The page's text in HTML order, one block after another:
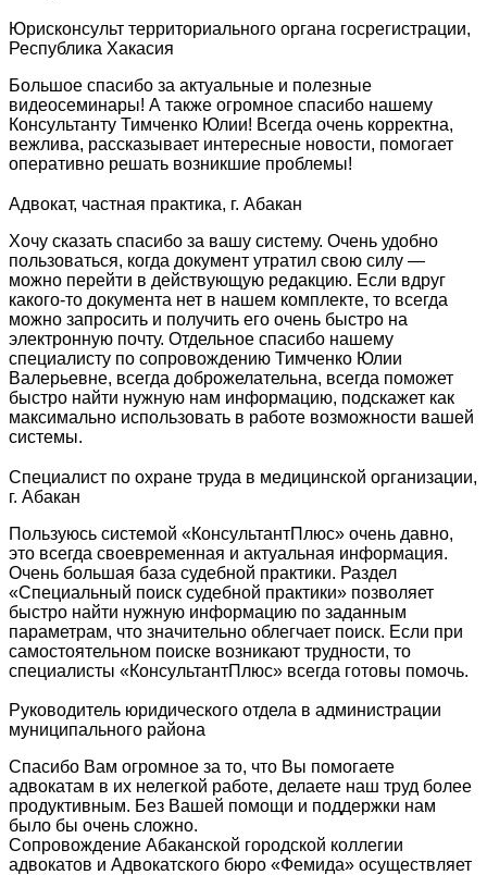
Юрисконсульт территориального органа госрегистрации,
Республика Хакасия
Большое спасибо за актуальные и полезные
видеосеминары! А также огромное спасибо нашему
Консультанту Тимченко Юлии! Всегда очень корректна,
вежлива, рассказывает интересные новости, помогает
оперативно решать возникшие проблемы!
Адвокат, частная практика, г. Абакан
Хочу сказать спасибо за вашу систему. Очень удобно
пользоваться, когда документ утратил свою силу —
можно перейти в действующую редакцию. Если вдруг
какого-то документа нет в нашем комплекте, то всегда
можно запросить и получить его очень быстро на
электронную почту. Отдельное спасибо нашему
специалисту по сопровождению Тимченко Юлии
Валерьевне, всегда доброжелательна, всегда поможет
быстро найти нужную нам информацию, подскажет как
максимально использовать в работе возможности вашей
системы.
Специалист по охране труда в медицинской организации,
г. Абакан
Пользуюсь системой «КонсультантПлюс» очень давно,
это всегда своевременная и актуальная информация.
Очень большая база судебной практики. Раздел
«Специальный поиск судебной практики» позволяет
быстро найти нужную информацию по заданным
параметрам, что значительно облегчает поиск. Если при
самостоятельном поиске возникают трудности, то
специалисты «КонсультантПлюс» всегда готовы помочь.
Руководитель юридического отдела в администрации
муниципального района
Спасибо Вам огромное за то, что Вы помогаете
адвокатам в их нелегкой работе, делаете наш труд более
продуктивным. Без Вашей помощи и поддержки нам
было бы очень сложно.
Сопровождение Абаканской городской коллегии
адвокатов и Адвокатского бюро «Фемида» осуществляет